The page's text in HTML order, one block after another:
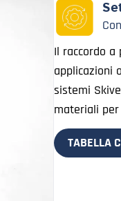
Il raccordo
applicazioni
sistemi
materiali
TABELLA